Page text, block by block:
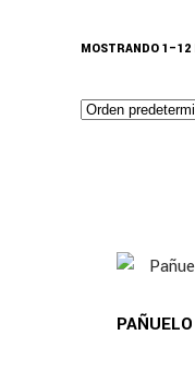
MOSTRANDO 1–12